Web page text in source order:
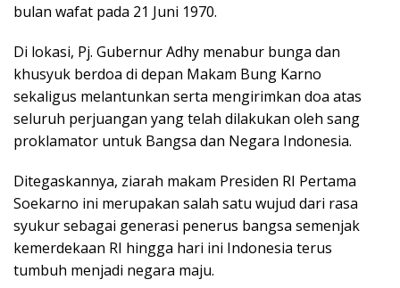
bulan wafat pada 21 Juni 1970.
Di lokasi, Pj. Gubernur Adhy menabur bunga dan
khusyuk berdoa di depan Makam Bung Karno
sekaligus melantunkan serta mengirimkan doa atas
seluruh perjuangan yang telah dilakukan oleh sang
proklamator untuk Bangsa dan Negara Indonesia.
Ditegaskannya, ziarah makam Presiden RI Pertama
Soekarno ini merupakan salah satu wujud dari rasa
syukur sebagai generasi penerus bangsa semenjak
kemerdekaan RI hingga hari ini Indonesia terus
tumbuh menjadi negara maju.